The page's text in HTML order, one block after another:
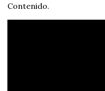
Contenido.